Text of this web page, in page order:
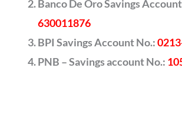
Banco De Oro Savings
630011876
BPI Savings Account No.:
PNB – Savings account No.: